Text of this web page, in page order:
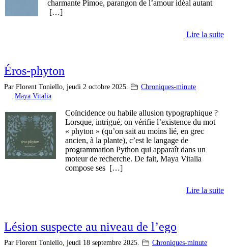
charmante Pimoe, parangon de l’amour idéal autant
[…]
Lire la suite
Éros-phyton
Par Florent Toniello, jeudi 2 octobre 2025.
Chroniques-minute
Maya Vitalia
Coïncidence ou habile allusion typographique ?
Lorsque, intrigué, on vérifie l’existence du mot
« phyton » (qu’on sait au moins lié, en grec
ancien, à la plante), c’est le langage de
programmation Python qui apparaît dans un
moteur de recherche. De fait, Maya Vitalia
compose ses […]
Lire la suite
Lésion suspecte au niveau de l’ego
Par Florent Toniello, jeudi 18 septembre 2025.
Chroniques-minute